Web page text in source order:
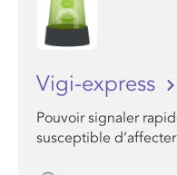
Vigi-express
Pouvoir signaler
susceptible